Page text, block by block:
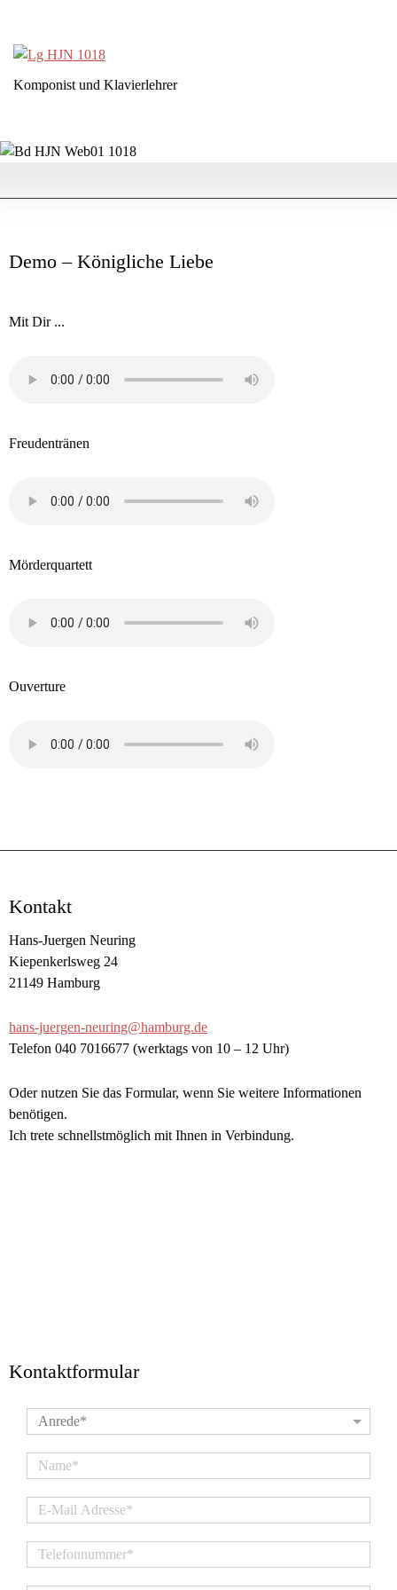
Komponist und Klavierlehrer
Demo – Königliche Liebe
Mit Dir ...
Freudentränen
Mörderquartett
Ouverture
Kontakt
Hans-Juergen Neuring
Kiepenkerlsweg 24
21149 Hamburg
hans-juergen-neuring@hamburg.de
Telefon 040 7016677 (werktags von 10 – 12 Uhr)
Oder nutzen Sie das Formular, wenn Sie weitere Informationen
benötigen.
Ich trete schnellstmöglich mit Ihnen in Verbindung.
Kontaktformular